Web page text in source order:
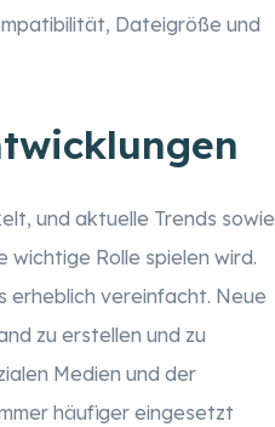
Dateigröße und
und aktuelle Trends sowie
wichtige Rolle spielen wird.
erheblich vereinfacht. Neue
zu erstellen und zu
Medien und der
häufiger eingesetzt